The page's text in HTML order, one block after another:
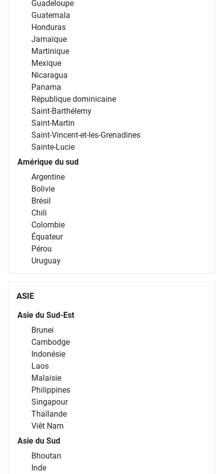
Guadeloupe
Guatemala
Honduras
Jamaïque
Martinique
Mexique
Nicaragua
Panama
République dominicaine
Saint-Barthélemy
Saint-Martin
Saint-Vincent-et-les-Grenadines
Sainte-Lucie
Amérique du sud
Argentine
Bolivie
Brésil
Chili
Colombie
Équateur
Pérou
Uruguay
ASIE
Asie du Sud-Est
Brunei
Cambodge
Indonésie
Laos
Malaisie
Philippines
Singapour
Thaïlande
Viêt Nam
Asie du Sud
Bhoutan
Inde